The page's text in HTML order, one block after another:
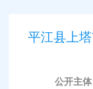
平江县上
公开主体